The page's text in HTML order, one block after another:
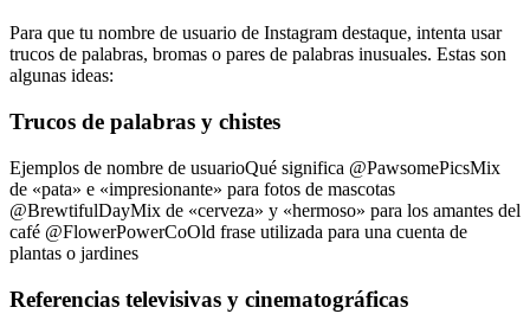
Para que tu nombre de usuario de Instagram destaque, intenta usar
trucos de palabras, bromas o pares de palabras inusuales. Estas son
algunas ideas:
Trucos de palabras y chistes
Ejemplos de nombre de usuarioQué significa @PawsomePicsMix
de «pata» e «impresionante» para fotos de mascotas
@BrewtifulDayMix de «cerveza» y «hermoso» para los amantes del
café @FlowerPowerCoOld frase utilizada para una cuenta de
plantas o jardines
Referencias televisivas y cinematográficas